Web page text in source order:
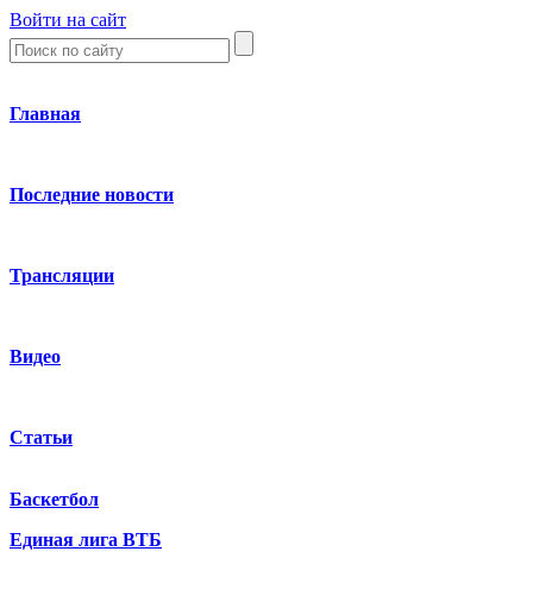
Войти на сайт
Главная
Последние новости
Трансляции
Видео
Статьи
Баскетбол
Единая лига ВТБ